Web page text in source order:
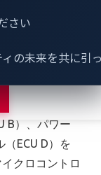
さい
の未来を共に引
でありながら
成例としてゲ
B）、パワー
（ECU D）を
クロコントロ